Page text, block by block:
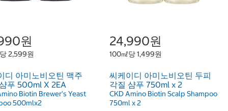
원
2,599원
디 아미노비오틴 맥주
푸 500ml X 2EA
Biotin Brewer's Yeast
500mlx2
24,990원
100㎖당 1,499원
씨케이디 아미노비오틴 두피
각질 샴푸 750ml x 2
CKD Amino Biotin Scalp Shampoo
750ml x 2